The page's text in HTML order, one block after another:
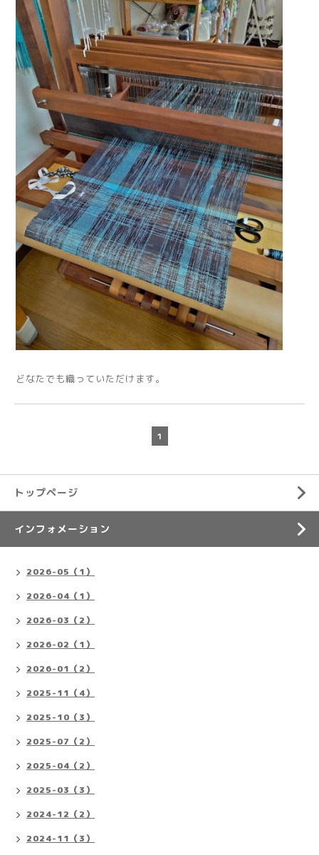
どなたでも織っていただけます。
1
トップページ
インフォメーション
2026-05（1）
2026-04（1）
2026-03（2）
2026-02（1）
2026-01（2）
2025-11（4）
2025-10（3）
2025-07（2）
2025-04（2）
2025-03（3）
2024-12（2）
2024-11（3）